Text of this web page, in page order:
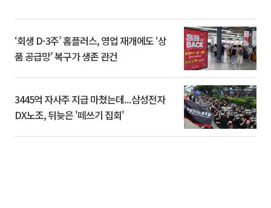
‘회생 D-3주’ 홈플러스, 영업 재개에도 ‘상
품 공급망’ 복구가 생존 관건
3445억 자사주 지급 마쳤는데...삼성전자
DX노조, 뒤늦은 '떼쓰기 집회'